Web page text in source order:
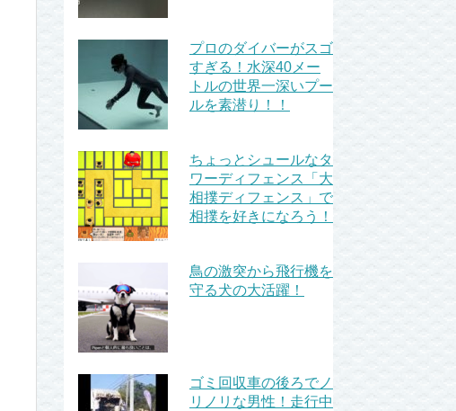
プロのダイバーがスゴ
すぎる！水深40メー
トルの世界一深いプー
ルを素潜り！！
ちょっとシュールなタ
ワーディフェンス「大
相撲ディフェンス」で
相撲を好きになろう！
鳥の激突から飛行機を
守る犬の大活躍！
ゴミ回収車の後ろでノ
リノリな男性！走行中